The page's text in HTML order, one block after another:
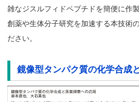
雑なジスルフィドペプチドを簡便に作
創薬や生体分子研究を加速する本技術
ださい。
鏡像型タンパク質の化学合成